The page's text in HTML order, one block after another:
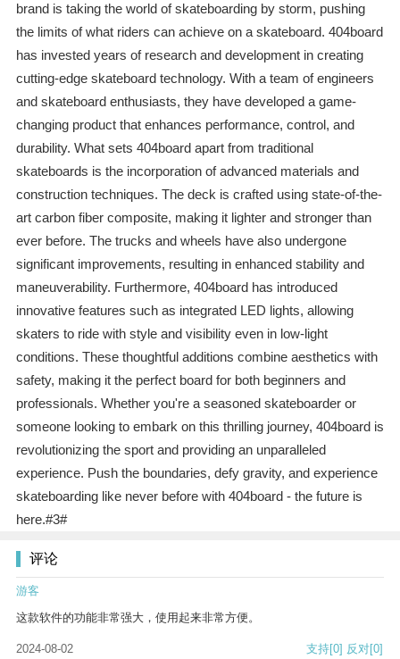
brand is taking the world of skateboarding by storm, pushing
the limits of what riders can achieve on a skateboard. 404board
has invested years of research and development in creating
cutting-edge skateboard technology. With a team of engineers
and skateboard enthusiasts, they have developed a game-
changing product that enhances performance, control, and
durability. What sets 404board apart from traditional
skateboards is the incorporation of advanced materials and
construction techniques. The deck is crafted using state-of-the-
art carbon fiber composite, making it lighter and stronger than
ever before. The trucks and wheels have also undergone
significant improvements, resulting in enhanced stability and
maneuverability. Furthermore, 404board has introduced
innovative features such as integrated LED lights, allowing
skaters to ride with style and visibility even in low-light
conditions. These thoughtful additions combine aesthetics with
safety, making it the perfect board for both beginners and
professionals. Whether you're a seasoned skateboarder or
someone looking to embark on this thrilling journey, 404board is
revolutionizing the sport and providing an unparalleled
experience. Push the boundaries, defy gravity, and experience
skateboarding like never before with 404board - the future is
here.#3#
评论
游客
这款软件的功能非常强大，使用起来非常方便。
2024-08-02 支持[0] 反对[0]